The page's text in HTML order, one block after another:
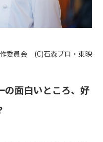
委員会 (C)石森プロ・東映
面白いところ、好